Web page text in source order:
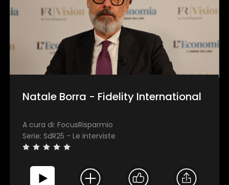
Natale Borra - Fidelity International
A cura di: FocusRisparmio
Serie: SdR25 - Le interviste